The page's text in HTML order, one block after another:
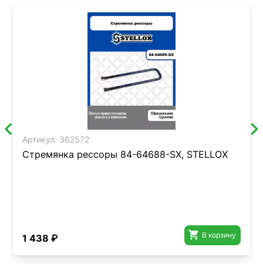
Артикул: 362572
Стремянка рессоры 84-64688-SX, STELLOX
1 438 ₽  В корзину